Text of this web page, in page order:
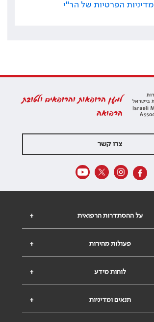
מדיניות הפרטיות של הר"י
למען הרופאות והרופאים ולטובת
הרפואה
צרו קשר
+ על ההסתדרות הרפואית
+ פעולות מהירות
+ לוחות מידע
+ תנאים ומדיניות